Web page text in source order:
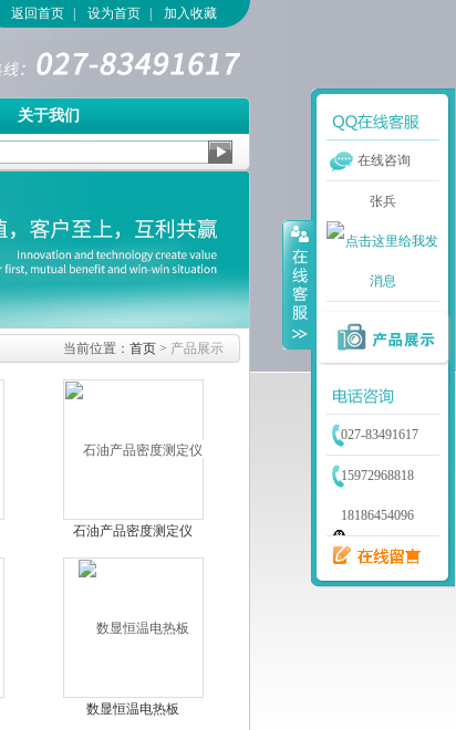
返回首页 设为首页 加入收藏
关于我们
当前位置： 首页 > 产品展示
石油产品密度测定仪
数显恒温电热板
在线咨询
张兵
027-83491617
15972968818
18186454096